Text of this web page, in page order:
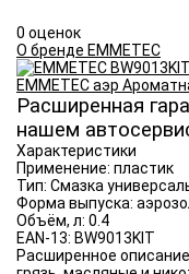
0 оценок
О бренде EMMETEC
Расширенная
нашем
Характеристики
Применение: пластик
Тип: Смазка
Форма выпуска:
Объём, л: 0.4
EAN-13: BW9013KIT
Расширенное